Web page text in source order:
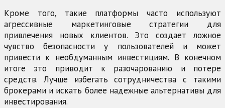
Кроме того, такие платформы часто используют
агрессивные маркетинговые стратегии для
привлечения новых клиентов. Это создает ложное
чувство безопасности у пользователей и может
привести к необдуманным инвестициям. В конечном
итоге это приводит к разочарованию и потере
средств. Лучше избегать сотрудничества с такими
брокерами и искать более надежные альтернативы для
инвестирования.